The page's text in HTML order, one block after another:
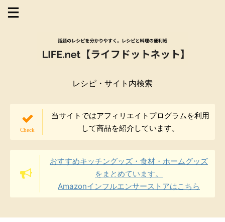
レシピ・サイト内検索
当サイトではアフィリエイトプログラムを利用
して商品を紹介しています。
おすすめキッチングッズ・食材・ホームグッズ
をまとめています。
Amazonインフルエンサーストアはこちら